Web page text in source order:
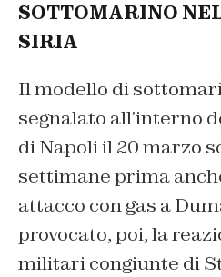
SOTTOMARINO
SIRIA
Il modello di
segnalato all’interno
di Napoli il 20 marzo
settimane prima
attacco con gas a
provocato, poi, la
militari congiunte di